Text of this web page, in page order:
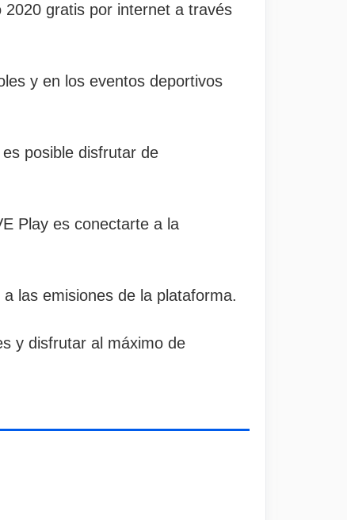
2020 gratis por internet a través
y en los eventos deportivos
posible disfrutar de
Play es conectarte a la
las emisiones de la plataforma.
y disfrutar al máximo de